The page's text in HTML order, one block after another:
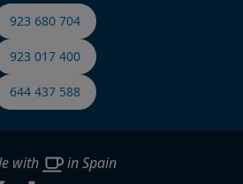
923 680 704
923 017 400
644 437 588
with in Spain